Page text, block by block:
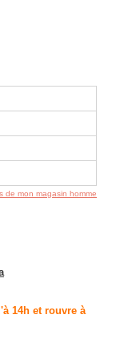
de mon magasin homme
14h et rouvre à